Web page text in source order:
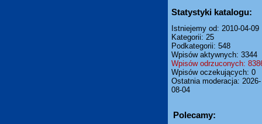
Statystyki katalogu:
Istniejemy od: 2010-04-09
Kategorii: 25
Podkategorii: 548
Wpisów aktywnych: 3344
Wpisów odrzuconych:
Wpisów oczekujących: 0
Ostatnia moderacja: 2026-
08-04
Polecamy: